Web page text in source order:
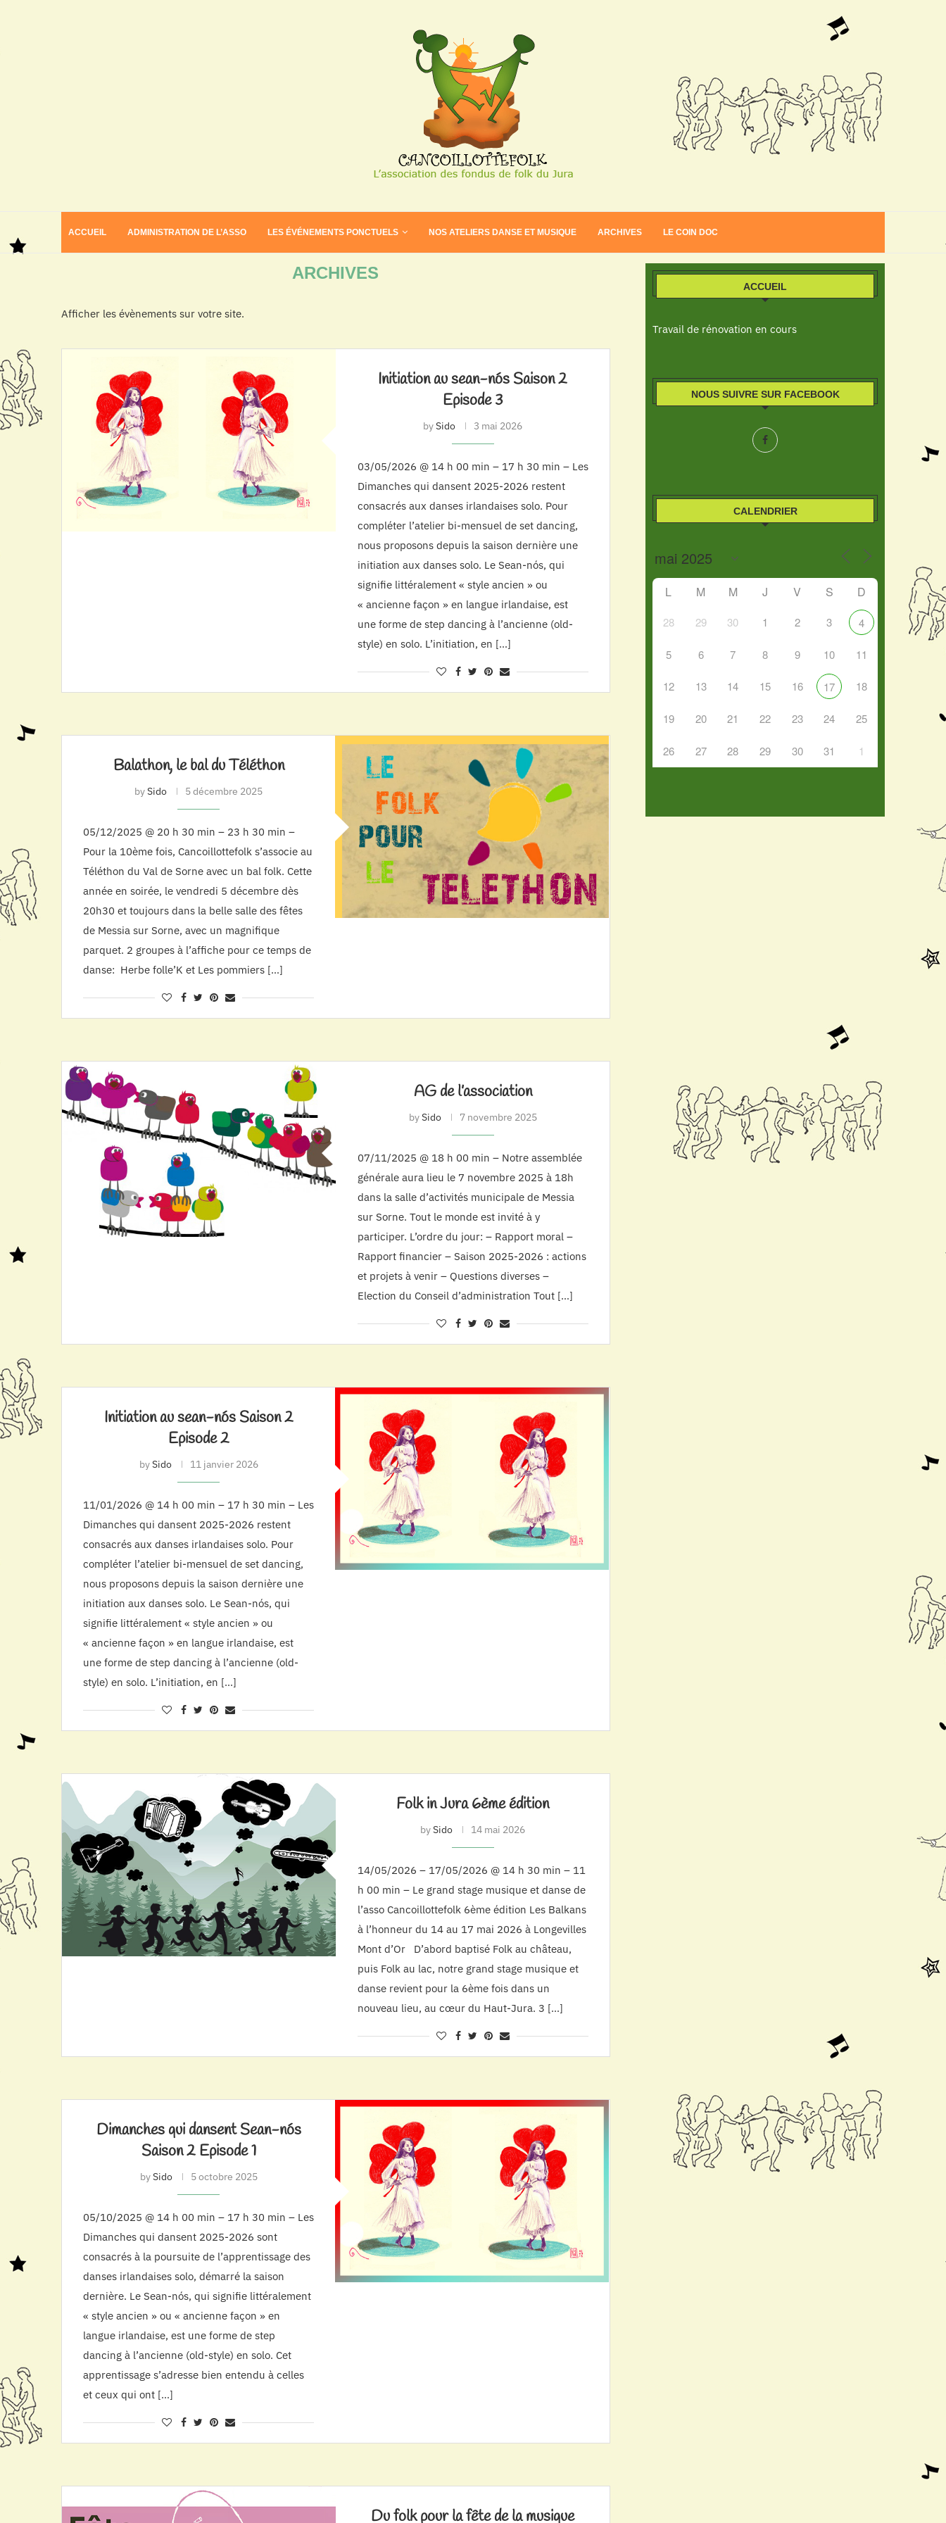
ACCUEIL ADMINISTRATION DE L’ASSO LES ÉVÉNEMENTS PONCTUELS NOS ATELIERS DANSE ET MUSIQUE ARCHIVES LE COIN DOC
ARCHIVES
Afficher les évènements sur votre site.
Initiation au sean-nós Saison 2
Episode 3
bySido 3 mai 2026
03/05/2026 @ 14 h 00 min – 17 h 30 min – Les
Dimanches qui dansent 2025-2026 restent
consacrés aux danses irlandaises solo. Pour
compléter l’atelier bi-mensuel de set dancing,
nous proposons depuis la saison dernière une
initiation aux danses solo. Le Sean-nós, qui
signifie littéralement « style ancien » ou
« ancienne façon » en langue irlandaise, est
une forme de step dancing à l’ancienne (old-
style) en solo. L’initiation, en […]
Balathon, le bal du Téléthon
bySido 5 décembre 2025
05/12/2025 @ 20 h 30 min – 23 h 30 min –
Pour la 10ème fois, Cancoillottefolk s’associe au
Téléthon du Val de Sorne avec un bal folk. Cette
année en soirée, le vendredi 5 décembre dès
20h30 et toujours dans la belle salle des fêtes
de Messia sur Sorne, avec un magnifique
parquet. 2 groupes à l’affiche pour ce temps de
danse: Herbe folle’K et Les pommiers […]
AG de l’association
bySido 7 novembre 2025
07/11/2025 @ 18 h 00 min – Notre assemblée
générale aura lieu le 7 novembre 2025 à 18h
dans la salle d’activités municipale de Messia
sur Sorne. Tout le monde est invité à y
participer. L’ordre du jour: – Rapport moral –
Rapport financier – Saison 2025-2026 : actions
et projets à venir – Questions diverses –
Election du Conseil d’administration Tout […]
Initiation au sean-nós Saison 2
Episode 2
bySido 11 janvier 2026
11/01/2026 @ 14 h 00 min – 17 h 30 min – Les
Dimanches qui dansent 2025-2026 restent
consacrés aux danses irlandaises solo. Pour
compléter l’atelier bi-mensuel de set dancing,
nous proposons depuis la saison dernière une
initiation aux danses solo. Le Sean-nós, qui
signifie littéralement « style ancien » ou
« ancienne façon » en langue irlandaise, est
une forme de step dancing à l’ancienne (old-
style) en solo. L’initiation, en […]
Folk in Jura 6ème édition
bySido 14 mai 2026
14/05/2026 – 17/05/2026 @ 14 h 30 min – 11
h 00 min – Le grand stage musique et danse de
l’asso Cancoillottefolk 6ème édition Les Balkans
à l’honneur du 14 au 17 mai 2026 à Longevilles
Mont d’Or D’abord baptisé Folk au château,
puis Folk au lac, notre grand stage musique et
danse revient pour la 6ème fois dans un
nouveau lieu, au cœur du Haut-Jura. 3 […]
Dimanches qui dansent Sean-nós
Saison 2 Episode 1
bySido 5 octobre 2025
05/10/2025 @ 14 h 00 min – 17 h 30 min – Les
Dimanches qui dansent 2025-2026 sont
consacrés à la poursuite de l’apprentissage des
danses irlandaises solo, démarré la saison
dernière. Le Sean-nós, qui signifie littéralement
« style ancien » ou « ancienne façon » en
langue irlandaise, est une forme de step
dancing à l’ancienne (old-style) en solo. Cet
apprentissage s’adresse bien entendu à celles
et ceux qui ont […]
Du folk pour la fête de la musique
ACCUEIL
Travail de rénovation en cours
NOUS SUIVRE SUR FACEBOOK
CALENDRIER
L M M J V S D
28 29 30 1 2 3 4
5 6 7 8 9 10 11
12 13 14 15 16 17 18
19 20 21 22 23 24 25
26 27 28 29 30 31 1